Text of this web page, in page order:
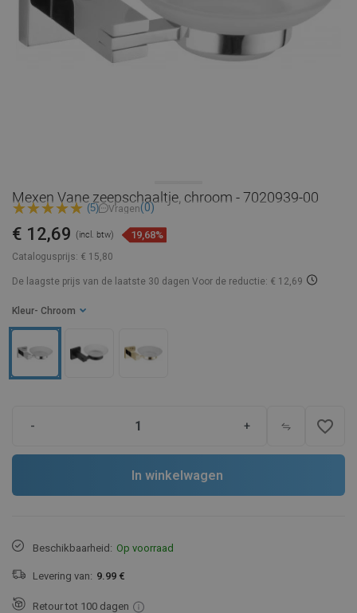
Mexen Vane zeepschaaltje, chroom - 7020939-00
(5) Vragen(0)
Catalogusprijs: € 15,80
€ 12,69 (incl. btw) 19,68%
De laagste prijs van de laatste 30 dagen Voor de reductie: € 12,69
Kleur - Chroom
- + favorite_border
In winkelwagen
Beschikbaarheid: Op voorraad
Levering van: 9.99 €
Retour tot 100 dagen